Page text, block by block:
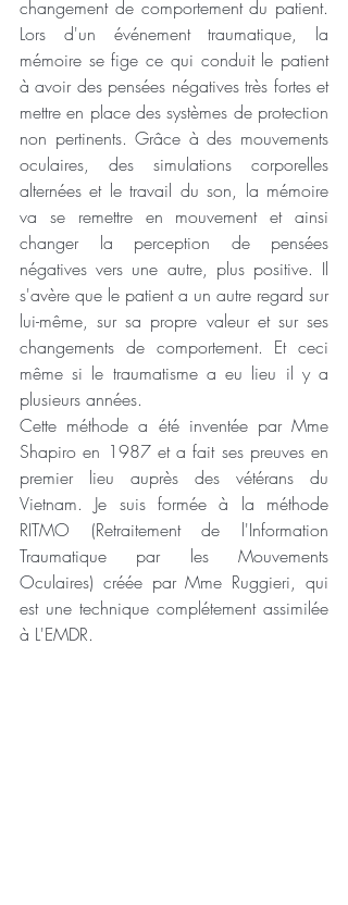
changement de comportement du patient.
Lors d'un événement traumatique, la
mémoire se fige ce qui conduit le patient
à avoir des pensées négatives très fortes et
mettre en place des systèmes de protection
non pertinents. Grâce à des mouvements
oculaires, des simulations corporelles
alternées et le travail du son, la mémoire
va se remettre en mouvement et ainsi
changer la perception de pensées
négatives vers une autre, plus positive. Il
s'avère que le patient a un autre regard sur
lui-même, sur sa propre valeur et sur ses
changements de comportement. Et ceci
même si le traumatisme a eu lieu il y a
plusieurs années.
Cette méthode a été inventée par Mme
Shapiro en 1987 et a fait ses preuves en
premier lieu auprès des vétérans du
Vietnam. Je suis formée à la méthode
RITMO (Retraitement de l'Information
Traumatique par les Mouvements
Oculaires) créée par Mme Ruggieri, qui
est une technique complétement assimilée
à L'EMDR.